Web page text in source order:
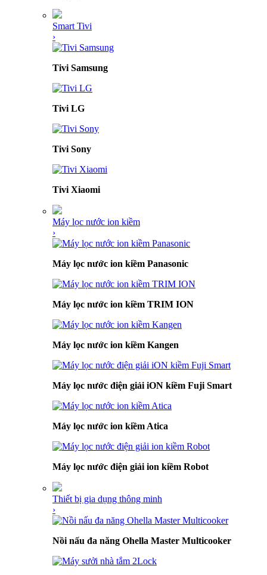
Smart Tivi
›
Tivi Samsung
Tivi LG
Tivi Sony
Tivi Xiaomi
Máy lọc nước ion kiềm
›
Máy lọc nước ion kiềm Panasonic
Máy lọc nước ion kiềm TRIM ION
Máy lọc nước ion kiềm Kangen
Máy lọc nước điện giải iON kiềm Fuji Smart
Máy lọc nước ion kiềm Atica
Máy lọc nước điện giải ion kiềm Robot
Thiết bị gia dụng thông minh
›
Nồi nấu đa năng Ohella Master Multicooker